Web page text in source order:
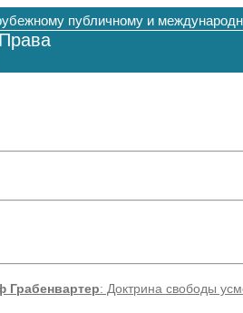
публичному и
Грабенвартер: Доктрина свободы